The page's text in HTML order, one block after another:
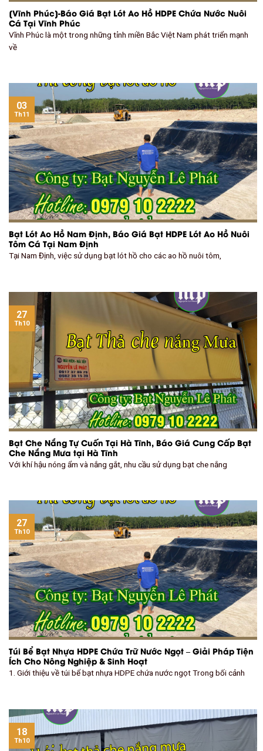
[Vĩnh Phúc]-Báo Giá Bạt Lót Ao Hồ HDPE Chứa Nước Nuôi
Cá Tại Vĩnh Phúc
Vĩnh Phúc là một trong những tỉnh miền Bắc Việt Nam phát triển mạnh
về
Bạt Lót Ao Hồ Nam Định, Báo Giá Bạt HDPE Lót Ao Hồ Nuôi
Tôm Cá Tại Nam Định
Tại Nam Định, việc sử dụng bạt lót hồ cho các ao hồ nuôi tôm,
03
Th11
Bạt Che Nắng Tự Cuốn Tại Hà Tĩnh, Báo Giá Cung Cấp Bạt
Che Nắng Mưa tại Hà Tĩnh
Với khí hậu nóng ẩm và nắng gắt, nhu cầu sử dụng bạt che nắng
27
Th10
Túi Bể Bạt Nhựa HDPE Chứa Trữ Nước Ngọt – Giải Pháp Tiện
Ích Cho Nông Nghiệp & Sinh Hoạt
1. Giới thiệu về túi bể bạt nhựa HDPE chứa nước ngọt Trong bối cảnh
27
Th10
18
Th10